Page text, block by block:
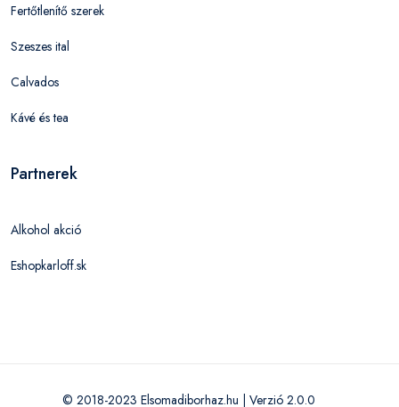
Fertőtlenítő szerek
Szeszes ital
Calvados
Kávé és tea
Partnerek
Alkohol akció
Eshopkarloff.sk
© 2018-2023 Elsomadiborhaz.hu | Verzió 2.0.0